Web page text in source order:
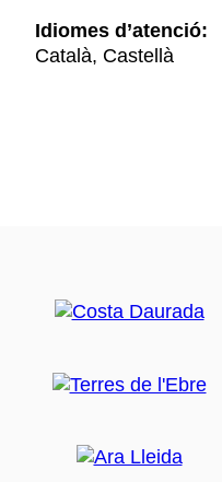
Idiomes d’atenció:
Català, Castellà